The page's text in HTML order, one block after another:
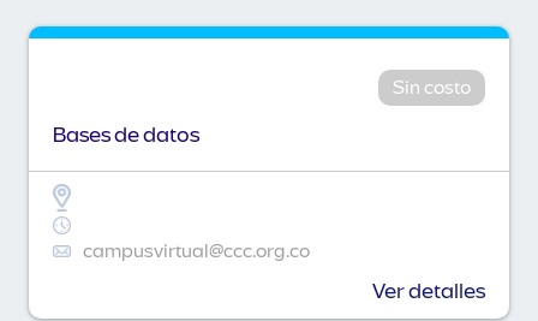
Sin costo
Bases de datos
campusvirtual@ccc.org.co
Ver detalles